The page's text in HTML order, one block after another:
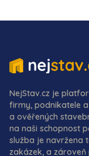
NejStav.cz je
firmy, podnikatele
a ověřených
na naši schopnost
služba je navržena
zakázek, a